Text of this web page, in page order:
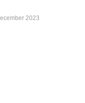
2023